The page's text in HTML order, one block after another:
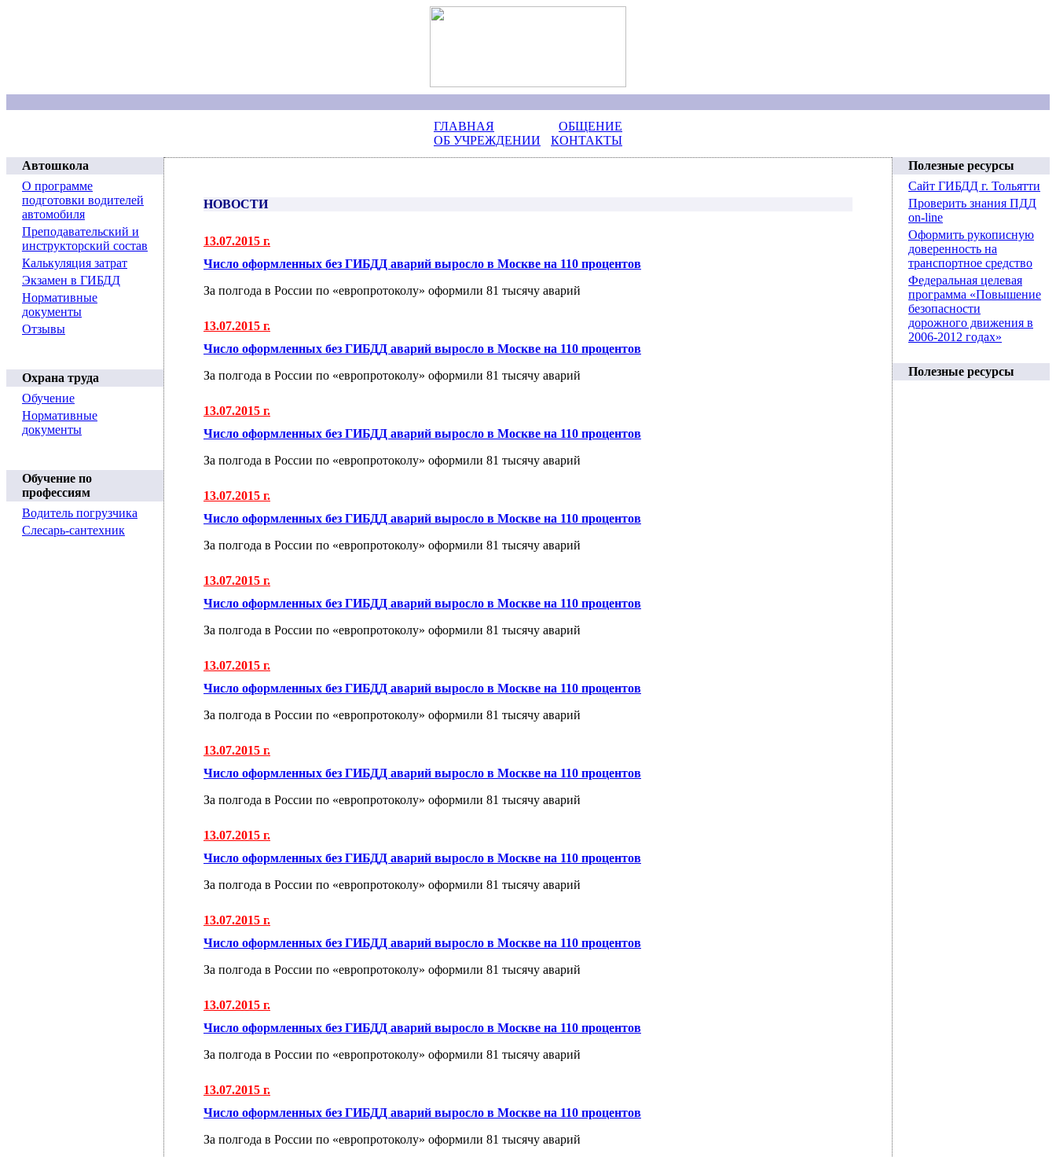
ГЛАВНАЯ
ОБ УЧРЕЖДЕНИИ
ОБЩЕНИЕ
КОНТАКТЫ
Автошкола
О программе
подготовки водителей
автомобиля
Преподавательский и
инструкторский состав
Калькуляция затрат
Экзамен в ГИБДД
Нормативные
документы
Отзывы
Охрана труда
Обучение
Нормативные
документы
Обучение по
профессиям
Водитель погрузчика
Слесарь-сантехник
НОВОСТИ
13.07.2015 г.
Число оформленных без ГИБДД аварий выросло в Москве на 110 процентов
За полгода в России по «европротоколу» оформили 81 тысячу аварий
13.07.2015 г.
Число оформленных без ГИБДД аварий выросло в Москве на 110 процентов
За полгода в России по «европротоколу» оформили 81 тысячу аварий
13.07.2015 г.
Число оформленных без ГИБДД аварий выросло в Москве на 110 процентов
За полгода в России по «европротоколу» оформили 81 тысячу аварий
13.07.2015 г.
Число оформленных без ГИБДД аварий выросло в Москве на 110 процентов
За полгода в России по «европротоколу» оформили 81 тысячу аварий
13.07.2015 г.
Число оформленных без ГИБДД аварий выросло в Москве на 110 процентов
За полгода в России по «европротоколу» оформили 81 тысячу аварий
13.07.2015 г.
Число оформленных без ГИБДД аварий выросло в Москве на 110 процентов
За полгода в России по «европротоколу» оформили 81 тысячу аварий
13.07.2015 г.
Число оформленных без ГИБДД аварий выросло в Москве на 110 процентов
За полгода в России по «европротоколу» оформили 81 тысячу аварий
13.07.2015 г.
Число оформленных без ГИБДД аварий выросло в Москве на 110 процентов
За полгода в России по «европротоколу» оформили 81 тысячу аварий
13.07.2015 г.
Число оформленных без ГИБДД аварий выросло в Москве на 110 процентов
За полгода в России по «европротоколу» оформили 81 тысячу аварий
13.07.2015 г.
Число оформленных без ГИБДД аварий выросло в Москве на 110 процентов
За полгода в России по «европротоколу» оформили 81 тысячу аварий
13.07.2015 г.
Число оформленных без ГИБДД аварий выросло в Москве на 110 процентов
За полгода в России по «европротоколу» оформили 81 тысячу аварий
Полезные ресурсы
Сайт ГИБДД г. Тольятти
Проверить знания ПДД
on-line
Оформить рукописную
доверенность на
транспортное средство
Федеральная целевая
программа «Повышение
безопасности
дорожного движения в
2006-2012 годах»
Полезные ресурсы